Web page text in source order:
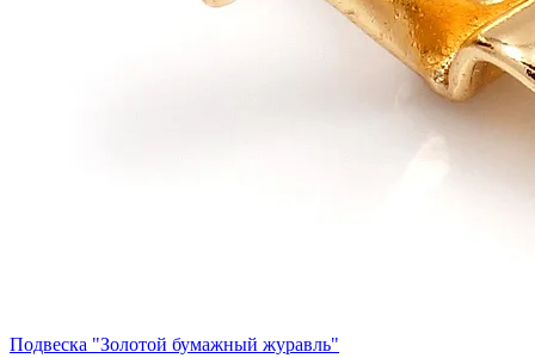
Подвеска "Золотой бумажный журавль"